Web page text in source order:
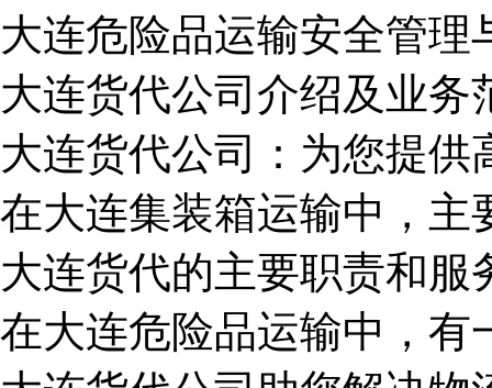
大连危险品运输安全管理
大连货代公司介绍及业务
大连货代公司：为您提供
在大连集装箱运输中，主
大连货代的主要职责和服
在大连危险品运输中，有